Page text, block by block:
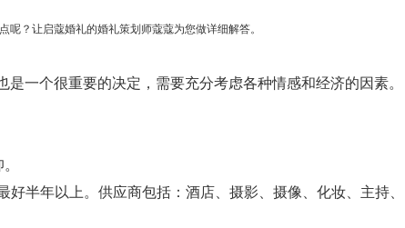
？让启蔻婚礼的婚礼策划师蔻蔻为您做详细解答。
一个很重要的决定，需要充分考虑各种情感和经济的因素。
半年以上。供应商包括：酒店、摄影、摄像、化妆、主持、